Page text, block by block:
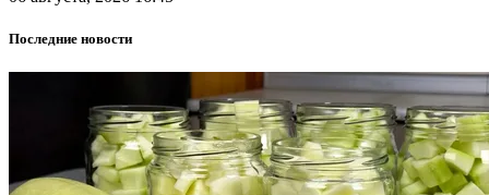
Последние новости